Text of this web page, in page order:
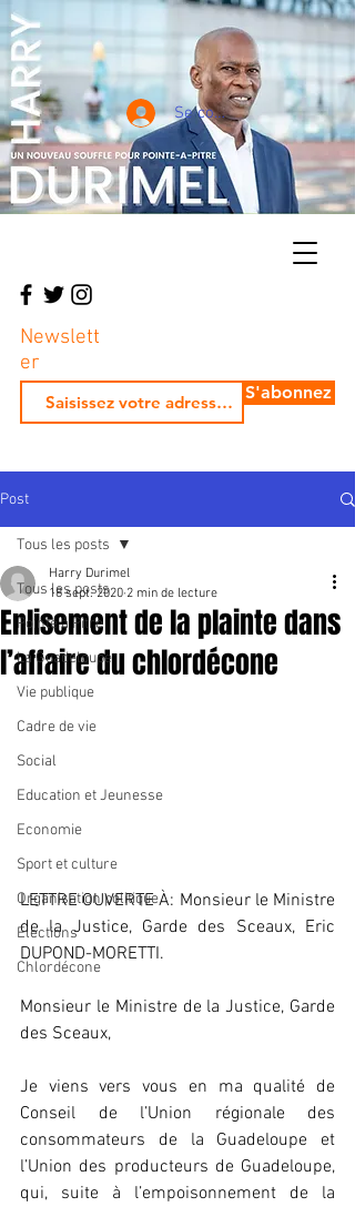
Se connecter
Newslett
er
S'abonnez
Post
Tous les posts
Pointe à Pitre
La Guadeloupe
Vie publique
Cadre de vie
Social
Education et Jeunesse
Economie
Sport et culture
Organisation politique
Elections
Chlordécone
Tous les posts
Enlisement de la plainte dans
l’affaire du chlordécone
Harry Durimel
18 sept. 2020 2 min de lecture
LETTRE OUVERTE À: Monsieur le Ministre
de la Justice, Garde des Sceaux, Eric
DUPOND-MORETTI.
Monsieur le Ministre de la Justice, Garde
des Sceaux,
Je viens vers vous en ma qualité de
Conseil de l’Union régionale des
consommateurs de la Guadeloupe et
l’Union des producteurs de Guadeloupe,
qui, suite à l’empoisonnement de la